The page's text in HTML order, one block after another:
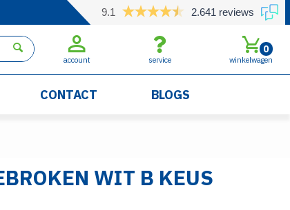
9.1 2.641 reviews
account service winkelwagen
0
CONTACT BLOGS
WIT B KEUS